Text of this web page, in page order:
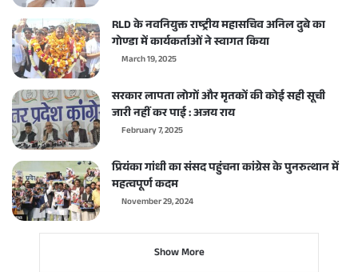
RLD के नवनियुक्त राष्ट्रीय महासचिव अनिल दुबे का
गोण्डा में कार्यकर्ताओं ने स्वागत किया
March 19, 2025
सरकार लापता लोगों और मृतकों की कोई सही सूची
जारी नहीं कर पाई : अजय राय
February 7, 2025
प्रियंका गांधी का संसद पहुंचना कांग्रेस के पुनरुत्थान में
महत्वपूर्ण कदम
November 29, 2024
Show More